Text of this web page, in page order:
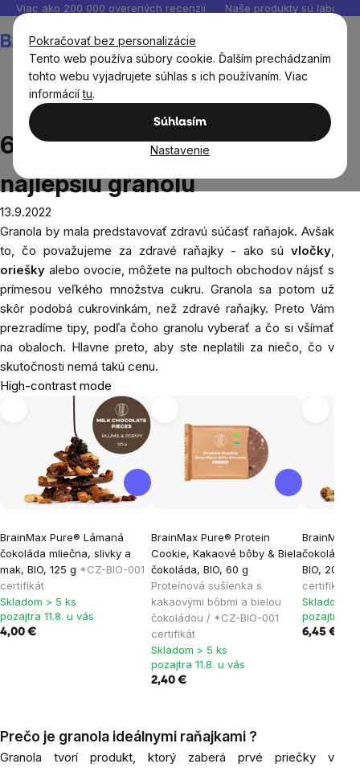
Pokračovať bez personalizácie
Tento web používa súbory cookie. Ďalším prechádzaním
tohto webu vyjadrujete súhlas s ich používaním. Viac
informáciítu.
Súhlasím
Nastavenie
Prejsť
obsah
Viac ako 200 000 overených recenzií Naše produkty sú
košík
6 tipov podľa čoho vybrať najlepšiu granolu
6 tipov podľa čoho vybrať
najlepšiu granolu
13.9.2022
Granola by mala predstavovať zdravú súčasť raňajok. Avšak
to, čo považujeme za zdravé raňajky - ako sú vločky,
oriešky alebo ovocie, môžete na pultoch obchodov nájsť s
prímesou veľkého množstva cukru. Granola sa potom už
skôr podobá cukrovinkám, než zdravé raňajky. Preto Vám
prezradíme tipy, podľa čoho granolu vyberať a čo si všímať
na obaloch. Hlavne preto, aby ste neplatili za niečo, čo v
skutočnosti nemá takú cenu.
High-contrast mode
BrainMax Pure® Lámaná
čokoláda mliečna, slivky a
mak, BIO, 125 g *CZ-BIO-001
certifikát
Skladom > 5 ks
pozajtra 11.8. u vás
4,00 €
BrainMax Pure® Protein
Cookie, Kakaové bôby & Biela
čokoláda, BIO, 60 g
Proteínová sušienka s
kakaovými bôbmi a bielou
čokoládou / *CZ-BIO-001
certifikát
Skladom > 5 ks
pozajtra 11.8. u vás
2,40 €
BrainMax
čokoláda
BIO, 200 g
certifikát
Skladom >
pozajtra
6,45 €
Prečo je granola ideálnymi raňajkami ?
Granola tvorí produkt, ktorý zaberá prvé priečky v